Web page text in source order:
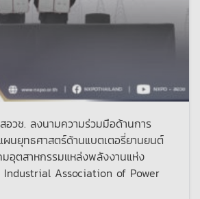
อวช. ลงนามความร่วมมือด้านการ
นยุทธศาสตร์ด้านแบตเตอรี่ยานยนต์
อุตสาหกรรมแหล่งพลังงานแห่ง
Industrial Association of Power